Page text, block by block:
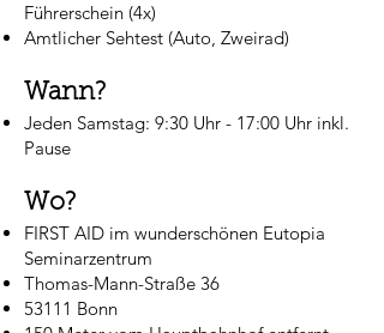
Führerschein (4x)
Amtlicher Sehtest (Auto, Zweirad)
Wann?​
Jeden Samstag: 9:30 Uhr - 17:00 Uhr inkl.
Pause
​Wo?
FIRST AID im wunderschönen Eutopia
Seminarzentrum
Thomas-Mann-Straße 36
53111 Bonn